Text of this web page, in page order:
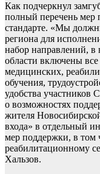
Как подчеркнул
полный перечень мер
стандарте. «Мы
региона для
набор направлений, в
области включены
медицинских,
обучения,
удобства
о возможностях
жителя
входа» в отдельный
мер поддержки, в том
реабилитационному
Хальзов.